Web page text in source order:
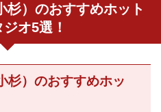
杉）のおすすめホット
オ5選！
杉）のおすすめホッ